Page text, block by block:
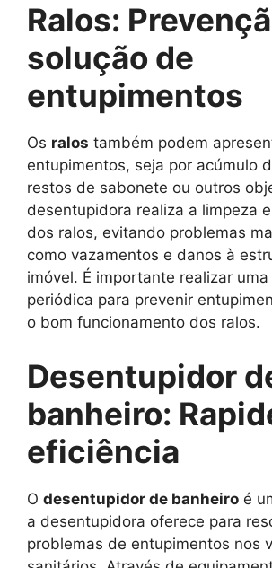
Ralos:
solução de
entupimentos
Os ralos também podem
entupimentos, seja por acúmulo
restos de sabonete ou outros
desentupidora realiza a limpeza
dos ralos, evitando problemas
como vazamentos e danos à
imóvel. É importante realizar
periódica para prevenir
o bom funcionamento dos ralos.
Desentupidor
banheiro:
eficiência
O desentupidor de banheiro é
a desentupidora oferece para
problemas de entupimentos nos